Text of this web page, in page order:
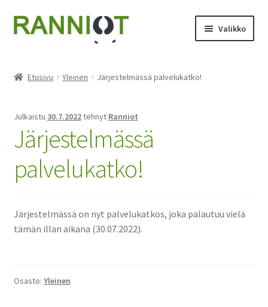
Siirry
navigointiin
Siirry
sisältöön
Valikko
Kauppa
Oma tili
Tietosuojaseloste
Etusivu Yleinen Järjestelmässä palvelukatko!
Julkaistu 30.7.2022tehnyt Ranniot
Järjestelmässä
palvelukatko!
Järjestelmässä on nyt palvelukatkos, joka palautuu vielä
tämän illan aikana (30.07.2022).
Osasto: Yleinen